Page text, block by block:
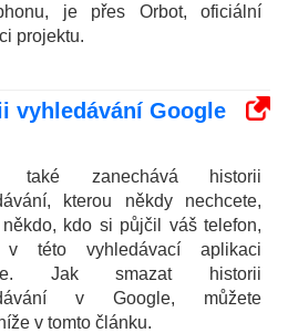
je přes Orbot, oficiální
projektu.
vyhledávání Google
také zanechává historii
kterou někdy nechcete,
kdo si půjčil váš telefon,
této vyhledávací aplikaci
Jak smazat historii
v Google, můžete
v tomto článku.